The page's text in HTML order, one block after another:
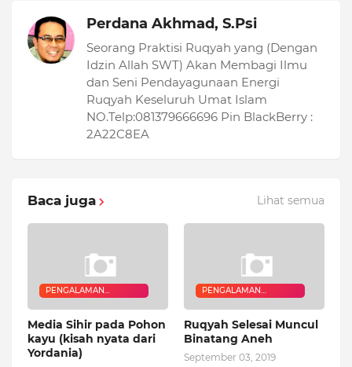
Perdana Akhmad, S.Psi
Seorang Praktisi Ruqyah yang (Dengan
Idzin Allah SWT) Akan Membagi Ilmu
dan Seni Pendayagunaan Energi
Ruqyah Keseluruh Umat Islam
NO.Telp:081379666696 Pin BlackBerry :
2A22C8EA
Baca juga Lihat semua
PENGALAMAN
Media Sihir pada Pohon
kayu (kisah nyata dari
Yordania)
PENGALAMAN
Ruqyah Selesai Muncul
Binatang Aneh
September 03, 2019